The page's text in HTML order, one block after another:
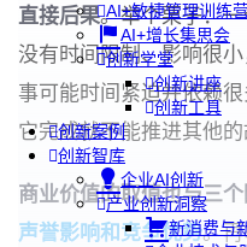
AI+敏捷管理训练
AI+增长集思会
创新学堂
创新讲座
创新工具
创新案例
创新智库
企业AI创新
产业创新洞察
新消费与
直接后果。举个栗子：
没有时间限制、影响很
事可能时间紧迫并依赖
它完成就不能推进其他的
商业价值的取值也与三个
声誉影响和竞争优势。